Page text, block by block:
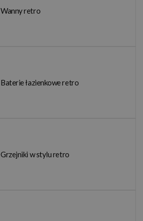
Wanny retro
Baterie łazienkowe retro
Grzejniki w stylu retro